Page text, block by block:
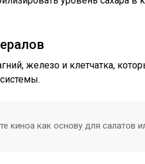
железо и клетчатка,
киноа как основу для салатов